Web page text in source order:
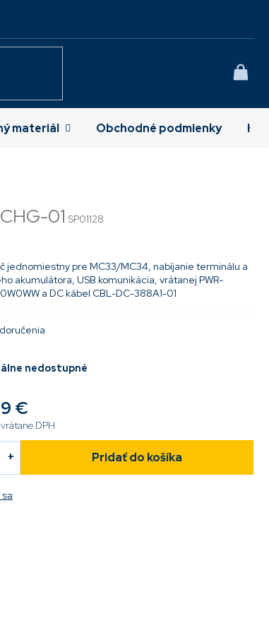
materiál Obchodné podmienky
01 SP01128
€
DPH
nedostupné
Pridať do košíka
jednomiestny pre MC33/MC34, nabíjanie terminálu a
akumulátora, USB komunikácia, vrátanej PWR-
a DC kábel CBL-DC-388A1-01